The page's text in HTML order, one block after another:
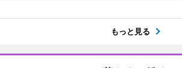
もっと見る